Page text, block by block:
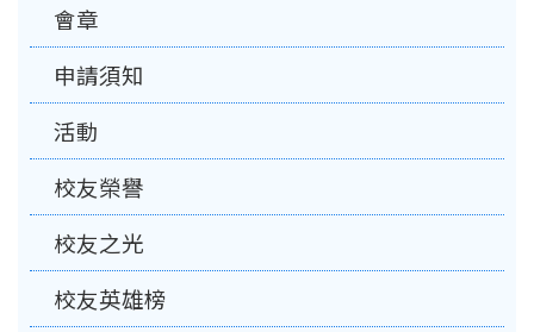
會章
申請須知
活動
校友榮譽
校友之光
校友英雄榜